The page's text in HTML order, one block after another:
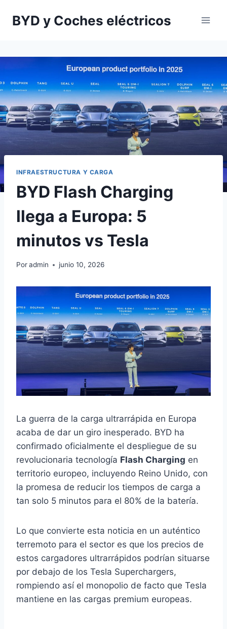
BYD y Coches eléctricos
INFRAESTRUCTURA Y CARGA
BYD Flash Charging
llega a Europa: 5
minutos vs Tesla
Poradmin junio 10, 2026
La guerra de la carga ultrarrápida en Europa
acaba de dar un giro inesperado. BYD ha
confirmado oficialmente el despliegue de su
revolucionaria tecnología Flash Charging en
territorio europeo, incluyendo Reino Unido, con
la promesa de reducir los tiempos de carga a
tan solo 5 minutos para el 80% de la batería.
Lo que convierte esta noticia en un auténtico
terremoto para el sector es que los precios de
estos cargadores ultrarrápidos podrían situarse
por debajo de los Tesla Superchargers,
rompiendo así el monopolio de facto que Tesla
mantiene en las cargas premium europeas.